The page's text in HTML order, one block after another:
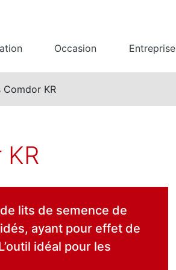
Occasion Entreprise
Comdor KR
lits de semence de
ayant pour effet de
idéal pour les